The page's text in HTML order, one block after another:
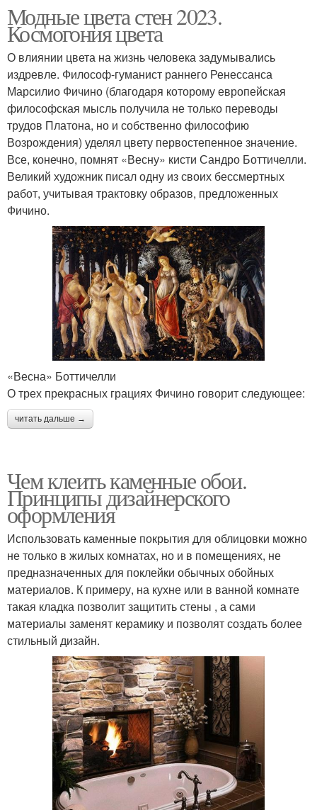
Модные цвета стен 2023.
Космогония цвета
О влиянии цвета на жизнь человека задумывались
издревле. Философ-гуманист раннего Ренессанса
Марсилио Фичино (благодаря которому европейская
философская мысль получила не только переводы
трудов Платона, но и собственно философию
Возрождения) уделял цвету первостепенное значение.
Все, конечно, помнят «Весну» кисти Сандро Боттичелли.
Великий художник писал одну из своих бессмертных
работ, учитывая трактовку образов, предложенных
Фичино.
«Весна» Боттичелли
О трех прекрасных грациях Фичино говорит следующее:
читать дальше →
Чем клеить каменные обои.
Принципы дизайнерского
оформления
Использовать каменные покрытия для облицовки можно
не только в жилых комнатах, но и в помещениях, не
предназначенных для поклейки обычных обойных
материалов. К примеру, на кухне или в ванной комнате
такая кладка позволит защитить стены , а сами
материалы заменят керамику и позволят создать более
стильный дизайн.